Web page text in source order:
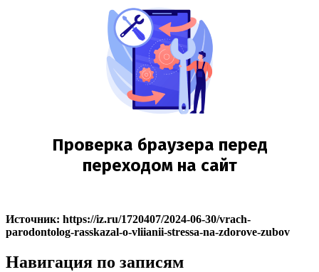
Источник: https://iz.ru/1720407/2024-06-30/vrach-
parodontolog-rasskazal-o-vliianii-stressa-na-zdorove-zubov
Навигация по записям